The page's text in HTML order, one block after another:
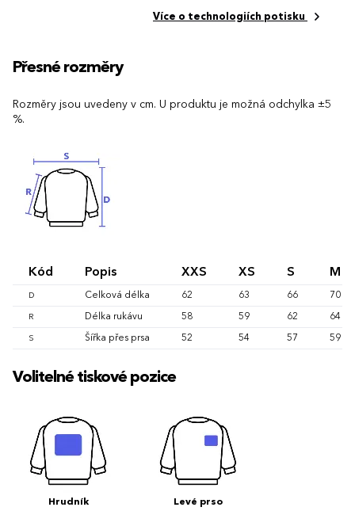
Více o technologiích potisku
Přesné rozměry
Rozměry jsou uvedeny v cm. U produktu je možná odchylka ±5
%.
Kód Popis XXS XS S M
D Celková délka 62 63 66 70
R Délka rukávu 58 59 62 64
S Šířka přes prsa 52 54 57 59
Volitelné tiskové pozice
Hrudník Levé prso